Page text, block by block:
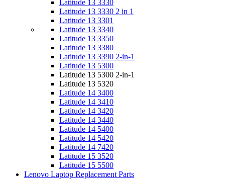
Latitude 13 3330
Latitude 13 3330 2 in 1
Latitude 13 3301
Latitude 13 3340
Latitude 13 3350
Latitude 13 3380
Latitude 13 3390 2-in-1
Latitude 13 5300
Latitude 13 5300 2-in-1
Latitude 13 5320
Latitude 14 3400
Latitude 14 3410
Latitude 14 3420
Latitude 14 3440
Latitude 14 5400
Latitude 14 5420
Latitude 14 7420
Latitude 15 3520
Latitude 15 5500
Lenovo Laptop Replacement Parts